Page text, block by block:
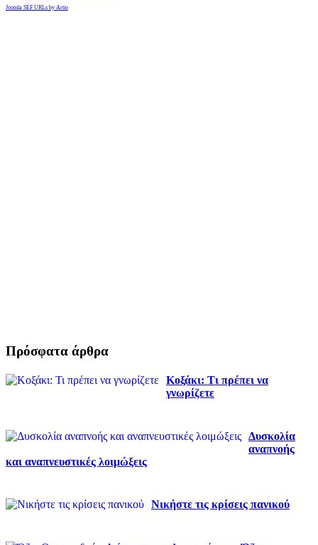
Joomla SEF URLs by Artio
Πρόσφατα άρθρα
Κοξάκι: Τι πρέπει να
γνωρίζετε
Δυσκολία
αναπνοής
και αναπνευστικές λοιμώξεις
Νικήστε τις κρίσεις πανικού